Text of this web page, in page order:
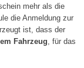
mehr als die
die Anmeldung zur
ist, dass der
Fahrzeug, für das